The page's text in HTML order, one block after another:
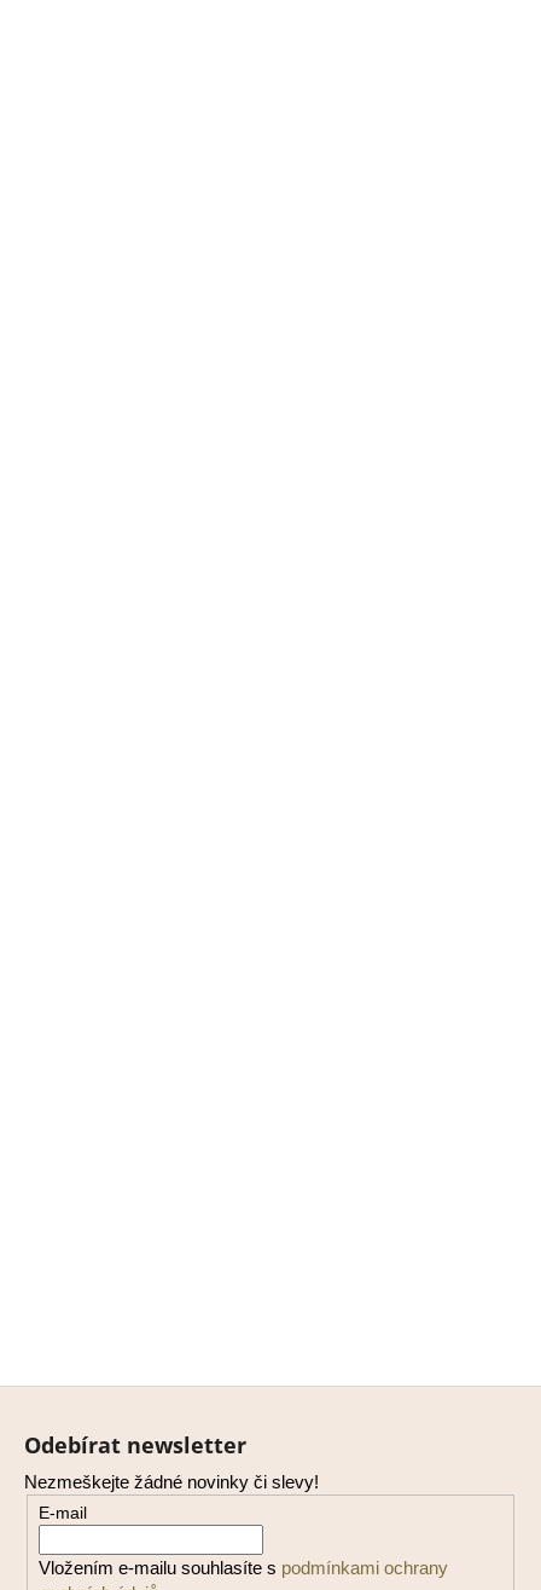
Odebírat newsletter
Nezmeškejte žádné novinky či slevy!
E-mail
Vložením e-mailu souhlasíte s podmínkami ochrany